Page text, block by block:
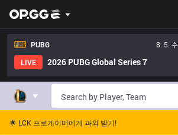
PUBG
8. 5. 수
LIVE
2026 PUBG Global Series 7
🌟 LCK 프로게이머에게 과외 받기!